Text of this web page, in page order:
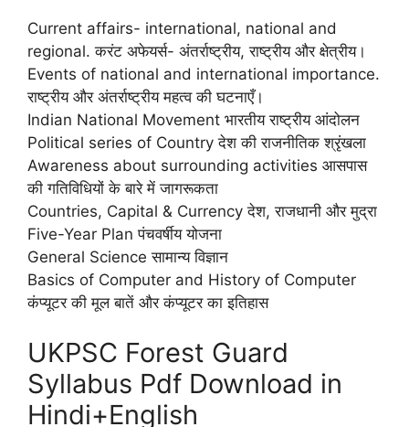
Current affairs- international, national and
regional. करंट अफेयर्स- अंतर्राष्ट्रीय, राष्ट्रीय और क्षेत्रीय।
Events of national and international importance.
राष्ट्रीय और अंतर्राष्ट्रीय महत्व की घटनाएँ।
Indian National Movement भारतीय राष्ट्रीय आंदोलन
Political series of Country देश की राजनीतिक श्रृंखला
Awareness about surrounding activities आसपास
की गतिविधियों के बारे में जागरूकता
Countries, Capital & Currency देश, राजधानी और मुद्रा
Five-Year Plan पंचवर्षीय योजना
General Science सामान्य विज्ञान
Basics of Computer and History of Computer
कंप्यूटर की मूल बातें और कंप्यूटर का इतिहास
UKPSC Forest Guard
Syllabus Pdf Download in
Hindi+English